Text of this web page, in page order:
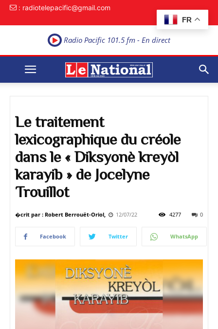
FR
: radiotelepacific@gmail.com
Radio Pacific 101.5 fm - En direct
Le traitement
lexicographique du créole
dans le « Diksyonè kreyòl
karayib » de Jocelyne
Trouillot
�crit par : Robert Berrouët-Oriol, 12/07/22 0
4277
Facebook Twitter WhatsApp